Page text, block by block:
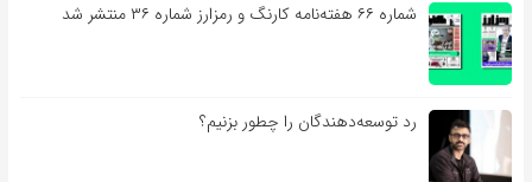
شماره ۶۶ هفته‌نامه کارنگ و رمزارز شماره ۳۶ منتشر شد
رد توسعه‌دهندگان را چطور بزنیم؟